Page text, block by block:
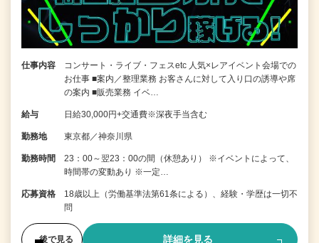
仕事内容
コンサート・ライブ・フェスetc 人気×レアイベント会場での
お仕事 ■案内／整理業務 お客さんに対して入り口の誘導や席
の案内 ■販売業務 イベ…
給与 日給30,000円+交通費※深夜手当含む
勤務地 東京都／神奈川県
勤務時間
23：00～翌23：00の間（休憩あり） ※イベントによって、
時間帯の変動あり ※一定…
応募資格
18歳以上（労働基準法第61条による）、経験・学歴は一切不
問
後で見る 詳細を見る